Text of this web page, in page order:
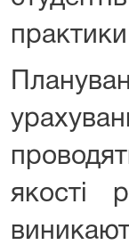
якості